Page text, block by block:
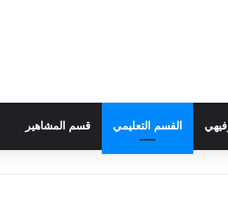
القسم التعليمي قسم المشاهير